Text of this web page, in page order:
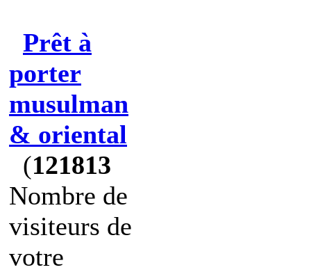
Prêt à
porter
musulman
& oriental
(121813
Nombre de
visiteurs de
votre